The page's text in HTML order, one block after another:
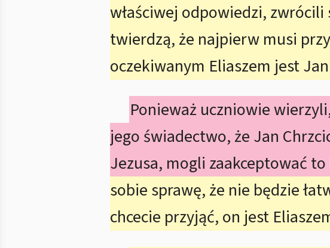
właściwej odpowiedzi, zwrócili
twierdzą, że najpierw musi
oczekiwanym Eliaszem jest
Ponieważ uczniowie
jego świadectwo, że Jan
Jezusa, mogli zaakceptować
sobie sprawę, że nie będzie
chcecie przyjąć, on jest